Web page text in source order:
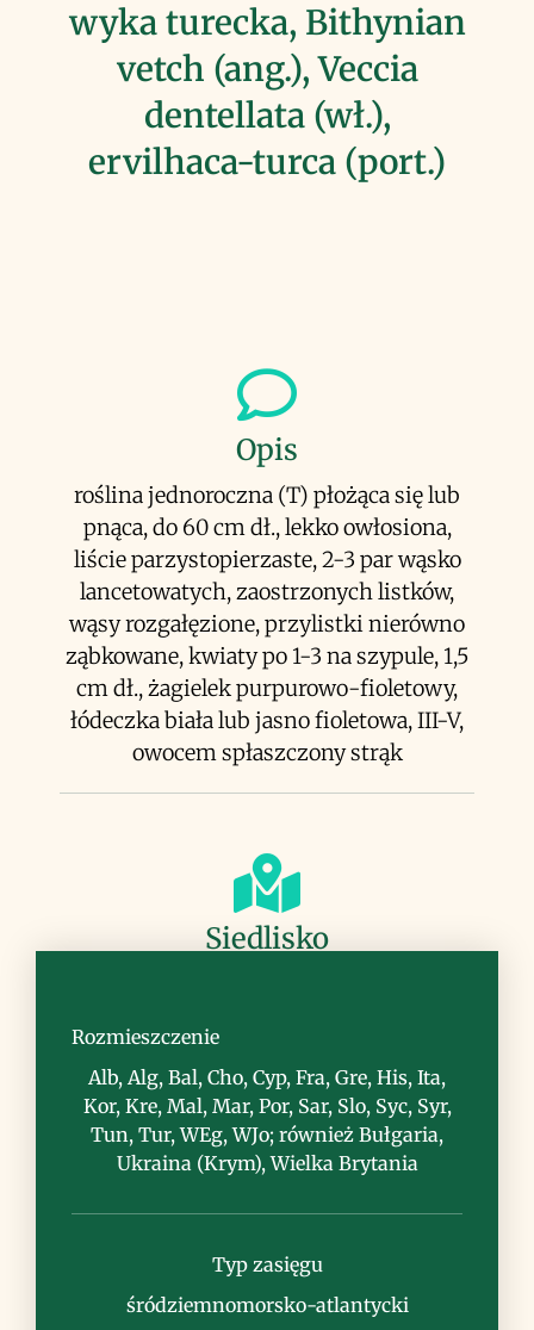
wyka turecka, Bithynian
vetch (ang.), Veccia
dentellata (wł.),
ervilhaca-turca (port.)
Opis
roślina jednoroczna (T) płożąca się lub
pnąca, do 60 cm dł., lekko owłosiona,
liście parzystopierzaste, 2-3 par wąsko
lancetowatych, zaostrzonych listków,
wąsy rozgałęzione, przylistki nierówno
ząbkowane, kwiaty po 1-3 na szypule, 1,5
cm dł., żagielek purpurowo-fioletowy,
łódeczka biała lub jasno fioletowa, III-V,
owocem spłaszczony strąk
Siedlisko
Rozmieszczenie
Alb, Alg, Bal, Cho, Cyp, Fra, Gre, His, Ita,
Kor, Kre, Mal, Mar, Por, Sar, Slo, Syc, Syr,
Tun, Tur, WEg, WJo; również Bułgaria,
Ukraina (Krym), Wielka Brytania
Typ zasięgu
śródziemnomorsko-atlantycki